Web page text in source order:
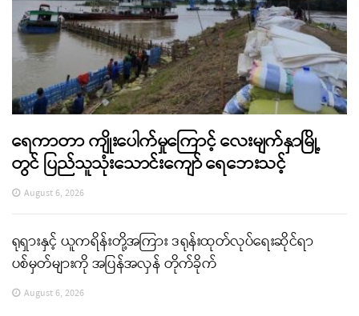
ရေကာတာ ကျိုးပေါက်မှုကြောင့် လေးမျက်နှာမြို့
တွင် ပြည်သူသုံးသောင်းကျော် ရေဘေးသင့်
August 6, 2026
ရုရှားနှင့် ယူကရိန်းတို့အကြား ဒရုန်းထုတ်လုပ်ရေးဆိုင်ရာ
ပစ်မှတ်များကို အပြန်အလှန် တိုက်ခိုက်
August 6, 2026